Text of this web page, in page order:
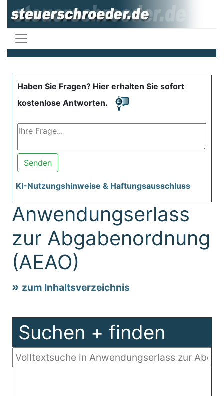
Haben Sie Fragen? Hier erhalten Sie sofort
kostenlose Antworten.
Senden
KI-Nutzungshinweise & Haftungsausschluss
Anwendungserlass
zur Abgabenordnung
(AEAO)
zum Inhaltsverzeichnis
Suchen + finden